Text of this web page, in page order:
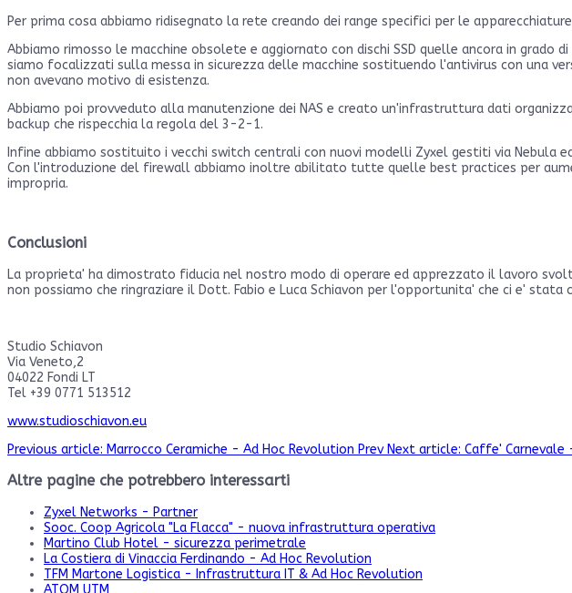
Per prima cosa abbiamo ridisegnato la rete creando dei range specifici per le
Abbiamo rimosso le macchine obsolete e aggiornato con dischi SSD quelle ancora in grado
siamo focalizzati sulla messa in sicurezza delle macchine sostituendo l'antivirus con una
non avevano motivo di esistenza.
Abbiamo poi provveduto alla manutenzione dei NAS e creato un'infrastruttura dati
backup che rispecchia la regola del 3-2-1.
Infine abbiamo sostituito i vecchi switch centrali con nuovi modelli Zyxel gestiti via Nebula
Con l'introduzione del firewall abbiamo inoltre abilitato tutte quelle best practices per
impropria.
Conclusioni
La proprieta' ha dimostrato fiducia nel nostro modo di operare ed apprezzato il lavoro
non possiamo che ringraziare il Dott. Fabio e Luca Schiavon per l'opportunita' che ci e' stata
Studio Schiavon
Via Veneto,2
04022 Fondi LT
Tel +39 0771 513512
www.studioschiavon.eu
Previous article: Marrocco Ceramiche - Ad Hoc Revolution Prev Next article: Caffe' Carnevale
Altre pagine che potrebbero interessarti
Zyxel Networks - Partner
Sooc. Coop Agricola "La Flacca" - nuova infrastruttura operativa
Martino Club Hotel - sicurezza perimetrale
La Costiera di Vinaccia Ferdinando - Ad Hoc Revolution
TFM Martone Logistica - Infrastruttura IT & Ad Hoc Revolution
ATOM UTM